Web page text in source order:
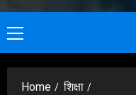
Primary
Menu
Home
शिक्षा